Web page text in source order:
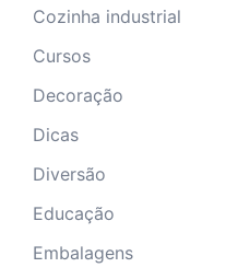
Cozinha industrial
Cursos
Decoração
Dicas
Diversão
Educação
Embalagens